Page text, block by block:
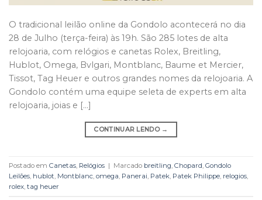
O tradicional leilão online da Gondolo acontecerá no dia
28 de Julho (terça-feira) às 19h. São 285 lotes de alta
relojoaria, com relógios e canetas Rolex, Breitling,
Hublot, Omega, Bvlgari, Montblanc, Baume et Mercier,
Tissot, Tag Heuer e outros grandes nomes da relojoaria. A
Gondolo contém uma equipe seleta de experts em alta
relojoaria, joias e […]
CONTINUAR LENDO →
Postado em Canetas, Relógios | Marcado breitling, Chopard, Gondolo
Leilões, hublot, Montblanc, omega, Panerai, Patek, Patek Philippe, relogios,
rolex, tag heuer